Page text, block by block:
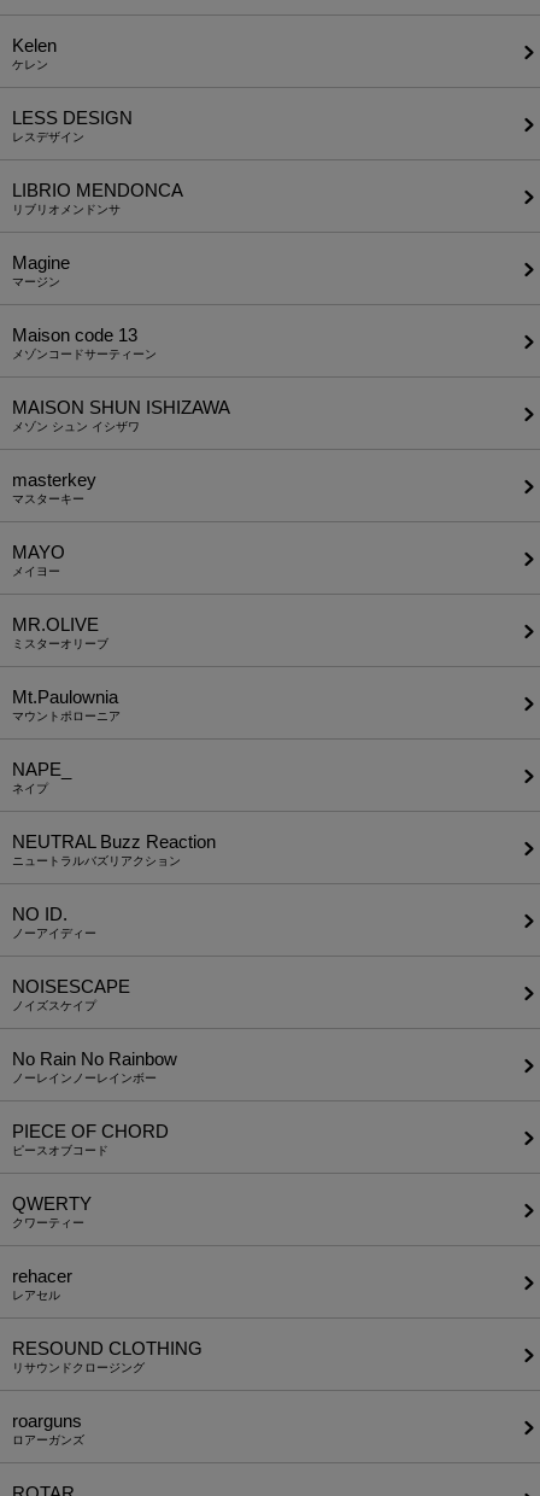
Kelen
ケレン
LESS DESIGN
レスデザイン
LIBRIO MENDONCA
リブリオメンドンサ
Magine
マージン
Maison code 13
メゾンコードサーティーン
MAISON SHUN ISHIZAWA
メゾン シュン イシザワ
masterkey
マスターキー
MAYO
メイヨー
MR.OLIVE
ミスターオリーブ
Mt.Paulownia
マウントポローニア
NAPE_
ネイプ
NEUTRAL Buzz Reaction
ニュートラルバズリアクション
NO ID.
ノーアイディー
NOISESCAPE
ノイズスケイプ
No Rain No Rainbow
ノーレインノーレインボー
PIECE OF CHORD
ピースオブコード
QWERTY
クワーティー
rehacer
レアセル
RESOUND CLOTHING
リサウンドクロージング
roarguns
ロアーガンズ